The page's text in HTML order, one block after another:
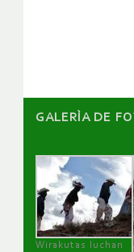
GALERÌA DE
Wirakutas luchan